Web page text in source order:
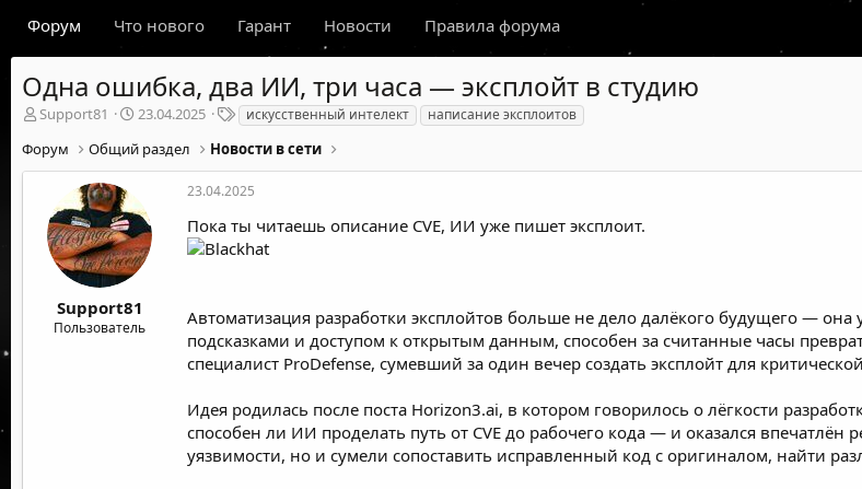
Форум Что нового Гарант Новости Правила форума
Одна ошибка, два ИИ, три часа — эксплойт в студию
А
т
о
м
Support81
Д
т
а
а
ч
а
л
23.04.2025
Т
е
г
и
искусственный интелект написание эксплоитов
Форум Общий раздел Новости в сети
Support81
Пользователь
23.04.2025
Пока ты читаешь описание CVE, ИИ уже пишет эксплоит.
Автоматизация разработки эксплойтов больше не дело далёкого будущего —
подсказками и доступом к открытым данным, способен за считанные часы
специалист ProDefense, сумевший за один вечер создать эксплойт для
Идея родилась после поста Horizon3.ai, в котором говорилось о лёгкости
способен ли ИИ проделать путь от CVE до рабочего кода — и оказался впечатлён
уязвимости, но и сумели сопоставить исправленный код с оригиналом, найти